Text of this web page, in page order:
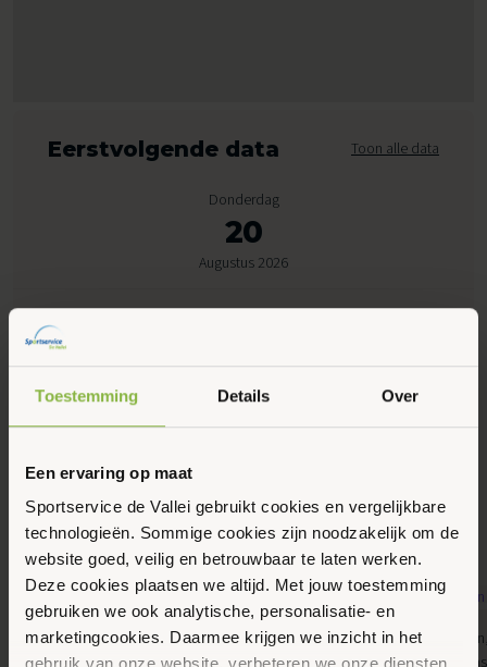
Toestemming Details Over
Een ervaring op maat
Sportservice de Vallei gebruikt cookies en vergelijkbare
technologieën. Sommige cookies zijn noodzakelijk om de
website goed, veilig en betrouwbaar te laten werken.
Deze cookies plaatsen we altijd. Met jouw toestemming
gebruiken we ook analytische, personalisatie- en
marketingcookies. Daarmee krijgen we inzicht in het
Eerstvolgende data Toon alle data
Donderdag
20
Augustus 2026
Gerelateerde activiteiten
8
Augustus 2026
4kids, Gemeente Ede, Jongeren, Kinderen,
Peuters en kleuters, Recreatief zwemmen,
Senioren,